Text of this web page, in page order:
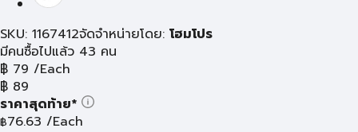
SKU: 1167412จัดจำหน่ายโดย: โฮมโปร
มีคนซื้อไปแล้ว 43 คน
฿ 79 /Each
฿ 89
ราคาสุดท้าย*
฿76.63 /Each